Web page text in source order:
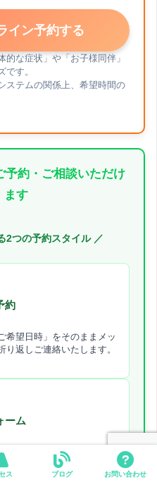
イン予約する
な症状」や「お子様同伴」
す。
ステムの関係上、希望時間の
予約・ご相談いただけ
ます
2つの予約スタイル ／
約
希望日時」をそのままメッ
返しご連絡いたします。
ーム
「予約フォーム」をタッ
でもスムーズにご予約可能
ス ブログ お問い合わせ